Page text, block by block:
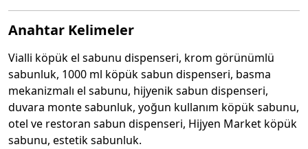
Anahtar Kelimeler
Vialli köpük el sabunu dispenseri, krom görünümlü
sabunluk, 1000 ml köpük sabun dispenseri, basma
mekanizmalı el sabunu, hijyenik sabun dispenseri,
duvara monte sabunluk, yoğun kullanım köpük sabunu,
otel ve restoran sabun dispenseri, Hijyen Market köpük
sabunu, estetik sabunluk.